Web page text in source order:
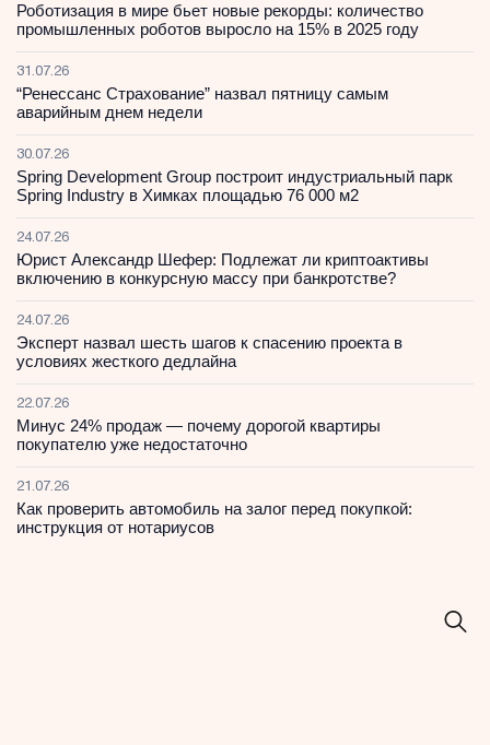
Роботизация в мире бьет новые рекорды: количество
промышленных роботов выросло на 15% в 2025 году
31.07.26
“Ренессанс Страхование” назвал пятницу самым
аварийным днем недели
30.07.26
Spring Development Group построит индустриальный парк
Spring Industry в Химках площадью 76 000 м2
24.07.26
Юрист Александр Шефер: Подлежат ли криптоактивы
включению в конкурсную массу при банкротстве?
24.07.26
Эксперт назвал шесть шагов к спасению проекта в
условиях жесткого дедлайна
22.07.26
Минус 24% продаж — почему дорогой квартиры
покупателю уже недостаточно
21.07.26
Как проверить автомобиль на залог перед покупкой:
инструкция от нотариусов